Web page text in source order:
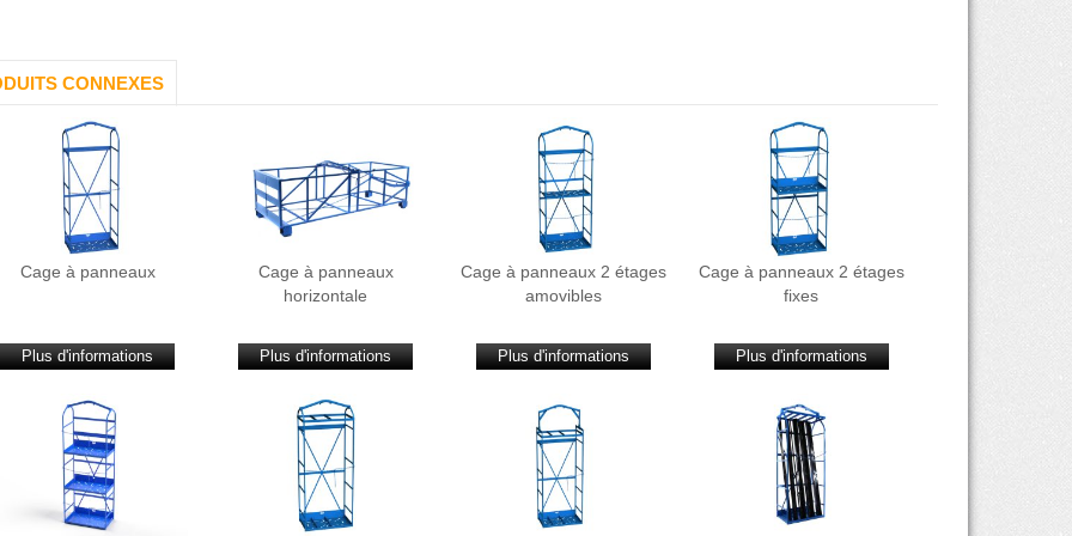
CONNEXES
Cage à panneaux
Plus d'informations
Cage à panneaux
horizontale
Plus d'informations
Cage à panneaux 2 étages
amovibles
Plus d'informations
Cage à panneaux 2 étages
fixes
Plus d'informations